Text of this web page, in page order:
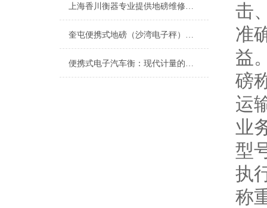
上海香川衡器专业提供地磅维修服务
奎屯便携式地磅（沙湾电子秤）额敏汽车衡）托里防爆秤维修
便携式电子汽车衡：现代计量的便捷之选
击
准
益
磅
运
业
型
执
称